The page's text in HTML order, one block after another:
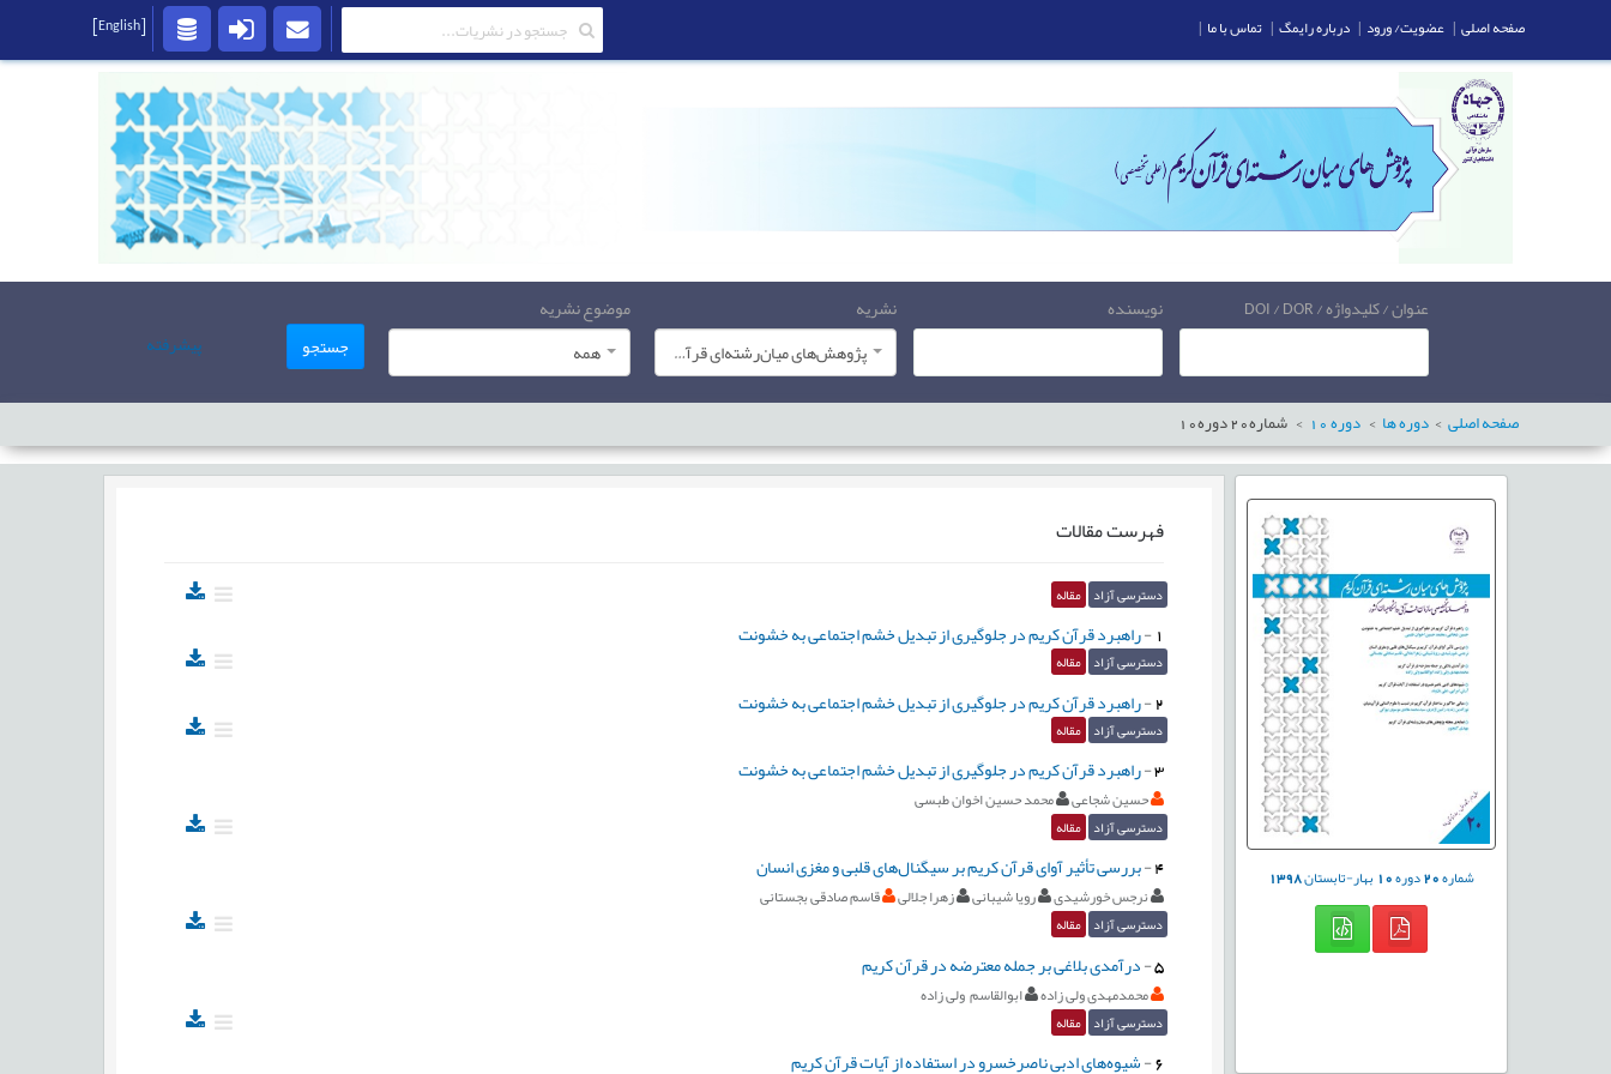
عنوان / کلیدواژه / DOI / DOR نویسنده
نشریه
پژوهش‌های میان‌رشته‌ای قرآن کریم
موضوع نشریه
همه
جستجو پیشرفته
صفحه اصلی دوره ها دوره شماره20دوره10
شماره20دوره10 بهار-تابستان1398
فهرست مقالات
دسترسی آزاد مقاله
1
-راهبرد قرآن کریم در جلوگیری از تبدیل خشم اجتماعی به خشونت
دسترسی آزاد مقاله
2
-راهبرد قرآن کریم در جلوگیری از تبدیل خشم اجتماعی به خشونت
دسترسی آزاد مقاله
3
-راهبرد قرآن کریم در جلوگیری از تبدیل خشم اجتماعی به خشونت
حسین شجاعی محمد حسین اخوان طبسی
دسترسی آزاد مقاله
4
-بررسی تأثیر آوای قرآن کریم بر سیگنال‌های قلبی و مغزی انسان
نرجس خورشیدی رویا شیبانی زهرا جلالی قاسم صادقی بجستانی
دسترسی آزاد مقاله
5
-درآمدی بلاغی بر جمله معترضه در قرآن کریم
محمدمهدی ولی زاده ابوالقاسم ولی زاده
دسترسی آزاد مقاله
6
-شیوه‌های ادبی ناصرخسرو در استفاده از آیات قرآن کریم
صفحه اصلی | عضویت/ ورود | درباره رایمگ | تماس با ما |
[English]